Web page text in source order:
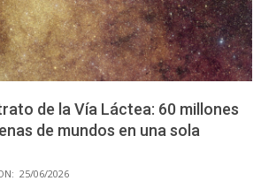
de la Vía Láctea: 60 millones
de mundos en una sola
25/06/2026